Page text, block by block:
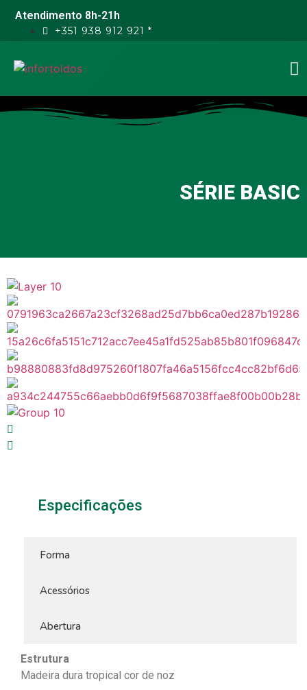
Atendimento 8h-21h
+351 938 912 921 *
SÉRIE BASIC
Especificações
Forma
Acessórios
Abertura
Estrutura
Madeira dura tropical cor de noz